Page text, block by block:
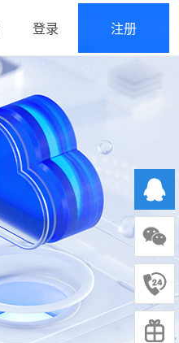
登录 注册